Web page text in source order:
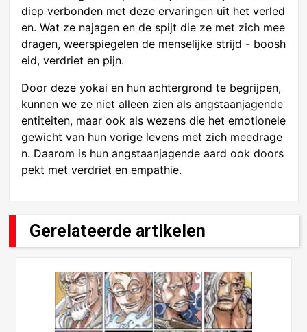
diep verbonden met deze ervaringen uit het verled
en. Wat ze najagen en de spijt die ze met zich mee
dragen, weerspiegelen de menselijke strijd - boosh
eid, verdriet en pijn.
Door deze yokai en hun achtergrond te begrijpen,
kunnen we ze niet alleen zien als angstaanjagende
entiteiten, maar ook als wezens die het emotionele
gewicht van hun vorige levens met zich meedrage
n. Daarom is hun angstaanjagende aard ook doors
pekt met verdriet en empathie.
Gerelateerde artikelen